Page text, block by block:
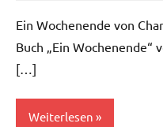
Ein Wochenende von
Buch „Ein
[…]
Weiterlesen